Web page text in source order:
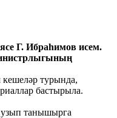
Г. Ибраһимов исем.
турында,
бастырыла.
танышырга